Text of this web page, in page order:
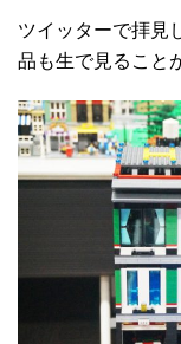
ツイッターで拝見
品も生で見ること